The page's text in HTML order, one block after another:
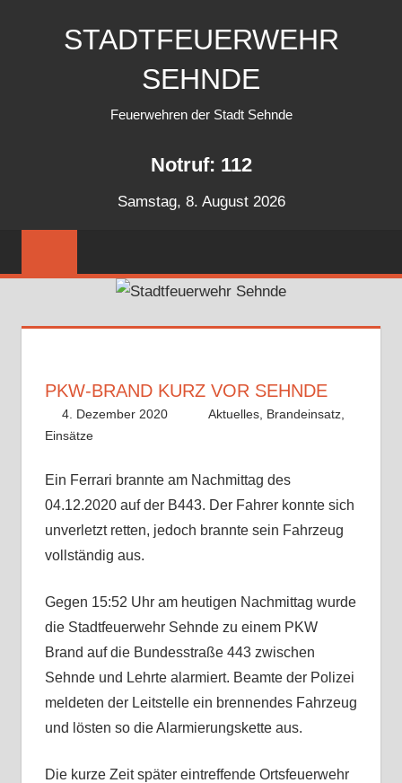
STADTFEUERWEHR
SEHNDE
Feuerwehren der Stadt Sehnde
Notruf: 112
Samstag, 8. August 2026
PKW-BRAND KURZ VOR SEHNDE
4. Dezember 2020 Benedikt Nolle
Aktuelles, Brandeinsatz,
Einsätze
Ein Ferrari brannte am Nachmittag des
04.12.2020 auf der B443. Der Fahrer konnte sich
unverletzt retten, jedoch brannte sein Fahrzeug
vollständig aus.
Gegen 15:52 Uhr am heutigen Nachmittag wurde
die Stadtfeuerwehr Sehnde zu einem PKW
Brand auf die Bundesstraße 443 zwischen
Sehnde und Lehrte alarmiert. Beamte der Polizei
meldeten der Leitstelle ein brennendes Fahrzeug
und lösten so die Alarmierungskette aus.
Die kurze Zeit später eintreffende Ortsfeuerwehr